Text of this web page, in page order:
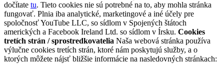
dočítate tu. Tieto cookies nie sú potrebné na to, aby mohla stránka
fungovať. Plnia iba analytické, marketingové a iné účely pre
spoločnosť YouTube LLC, so sídlom v Spojených štátoch
amerických a Facebook Ireland Ltd. so sídlom v Írsku. Cookies
tretích strán / sprostredkovatelia Naša webová stránka používa
výlučne cookies tretích strán, ktoré nám poskytujú služby, a o
ktorých môžete nájsť bližšie informácie na nasledovných stránkach: